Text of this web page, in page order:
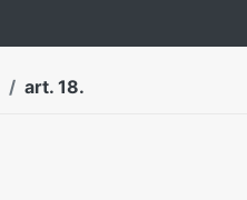
art. 18.